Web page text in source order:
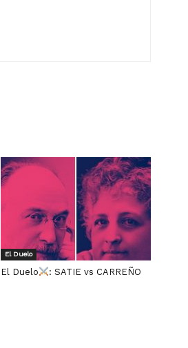
El Duelo
El Duelo : SATIE vs CARREÑO